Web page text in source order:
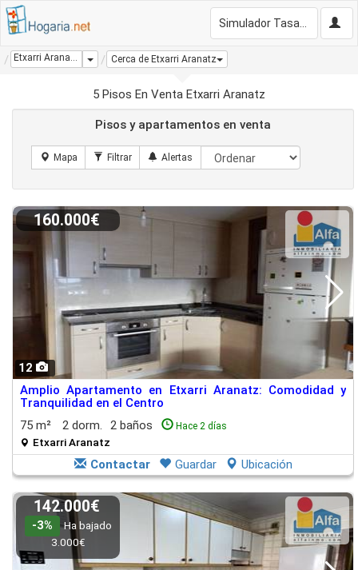
Etxarri Aranatz Dropdown
Cerca de Etxarri Aranatz
5 Pisos En Venta Etxarri Aranatz
Pisos y apartamentos en venta
12
160.000€
Amplio Apartamento en Etxarri Aranatz: Comodidad y
Tranquilidad en el Centro
75 m²
2 dorm. 2 baños Hace 2 días
Etxarri Aranatz
Contactar Guardar Ubicación
142.000€
-3%
Ha bajado
3.000€